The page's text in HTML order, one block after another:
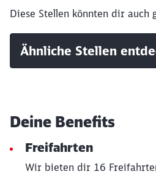
Diese Stellen könnten dir auch
Ähnliche Stellen
Deine Benefits
Freifahrten
Wir bieten dir 16
Möchten Sie zu
werden?